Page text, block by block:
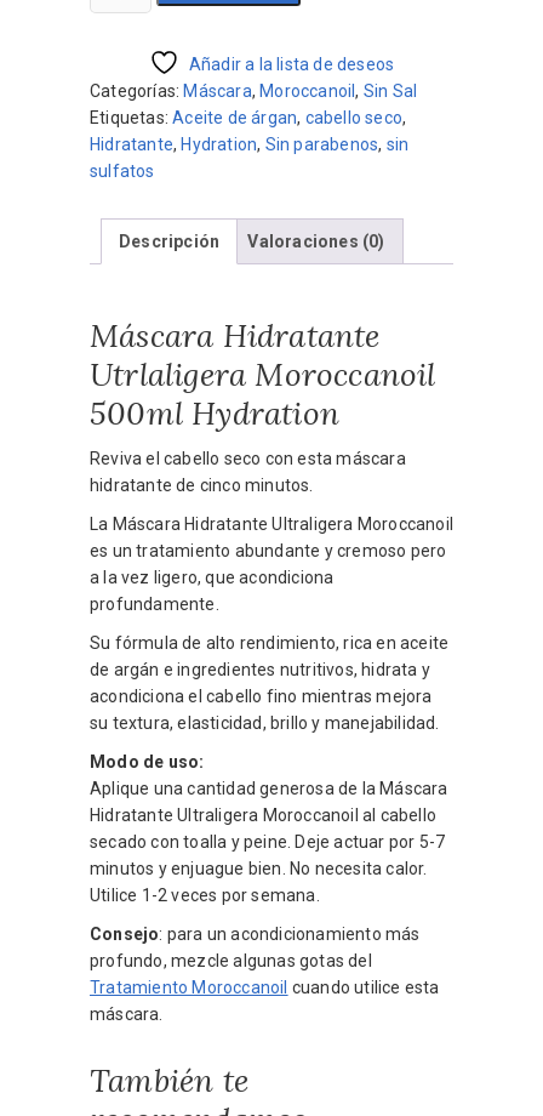
Hidratante
Moroccanoil
500ml
Hydration
cantidad
Añadir a la lista de deseos
Categorías: Máscara, Moroccanoil, Sin Sal
Etiquetas:Aceite de árgan, cabello seco,
Hidratante, Hydration, Sin parabenos, sin
sulfatos
Descripción Valoraciones (0)
Máscara Hidratante
Utrlaligera Moroccanoil
500ml Hydration
Reviva el cabello seco con esta máscara
hidratante de cinco minutos.
La Máscara Hidratante Ultraligera Moroccanoil
es un tratamiento abundante y cremoso pero
a la vez ligero, que acondiciona
profundamente.
Su fórmula de alto rendimiento, rica en aceite
de argán e ingredientes nutritivos, hidrata y
acondiciona el cabello fino mientras mejora
su textura, elasticidad, brillo y manejabilidad.
Modo de uso:
Aplique una cantidad generosa de la Máscara
Hidratante Ultraligera Moroccanoil al cabello
secado con toalla y peine. Deje actuar por 5-7
minutos y enjuague bien. No necesita calor.
Utilice 1-2 veces por semana.
Consejo: para un acondicionamiento más
profundo, mezcle algunas gotas del
Tratamiento Moroccanoil cuando utilice esta
máscara.
También te